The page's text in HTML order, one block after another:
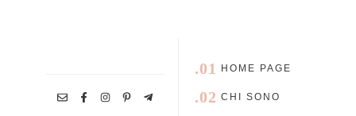
.01 HOME PAGE
.02 CHI SONO